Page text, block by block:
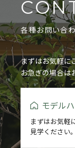
各種お問い合
まずはお気軽に
お急ぎの場合は
モデル
まずはお気軽
見学ください。